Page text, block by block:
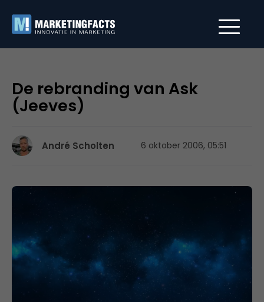
De rebranding van Ask
(Jeeves)
André Scholten 6 oktober 2006, 05:51